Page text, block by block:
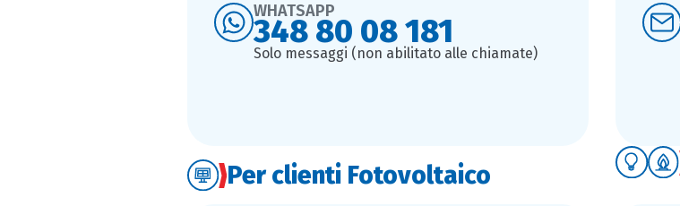
WHATSAPP
348 80 08 181
Solo messaggi (non abilitato alle chiamate)
Per clienti Fotovoltaico